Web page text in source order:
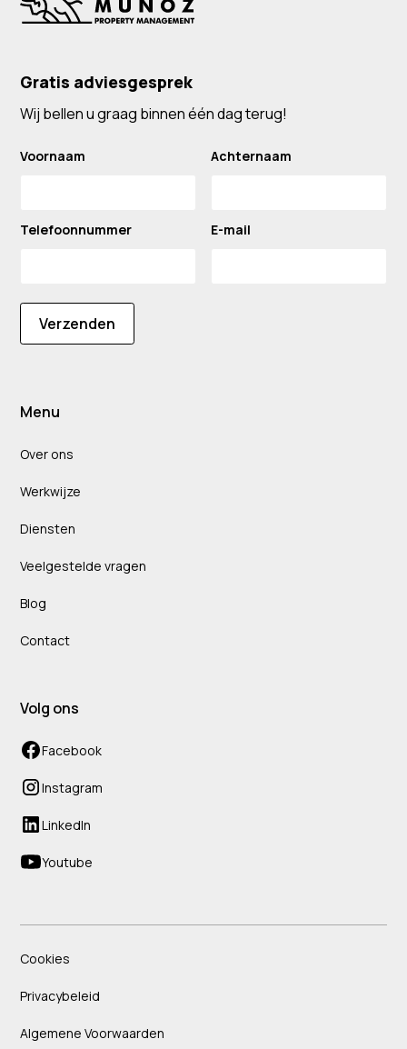
Gratis adviesgesprek
Wij bellen u graag binnen één dag terug!
Voornaam Achternaam
Telefoonnummer E-mail
Verzenden
Menu
Over ons
Werkwijze
Diensten
Veelgestelde vragen
Blog
Contact
Volg ons
Facebook
Instagram
LinkedIn
Youtube
Cookies
Privacybeleid
Algemene Voorwaarden